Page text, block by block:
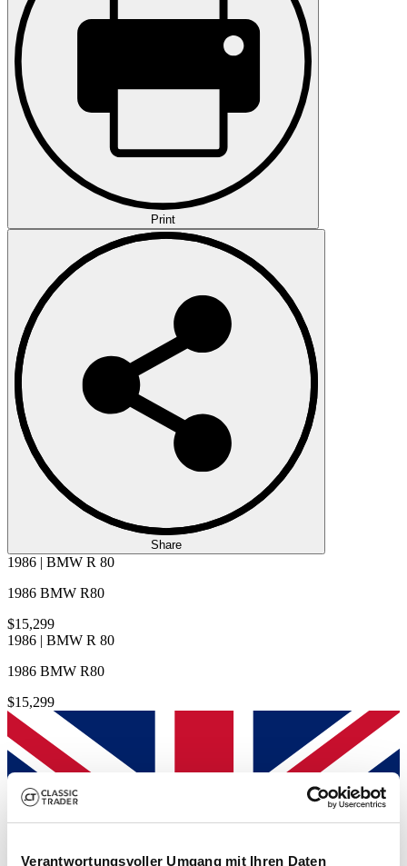
Verantwortungsvoller Umgang mit Ihren Daten
Print
Share
1986 | BMW R 80
1986 BMW R80
$15,299
1986 | BMW R 80
1986 BMW R80
$15,299